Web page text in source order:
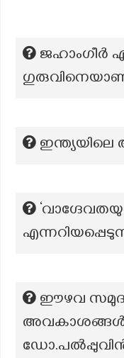
ജഹാംഗീര്‍
ഇന്ത്യയിലെ
ഈഴവ
അവകാശങ്ങൾ